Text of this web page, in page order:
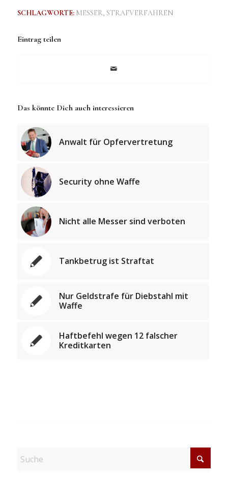
SCHLAGWORTE: MESSER, STRAFVERFAHREN
Eintrag teilen
Das könnte Dich auch interessieren
Anwalt für Opfervertretung
Security ohne Waffe
Nicht alle Messer sind verboten
Tankbetrug ist Straftat
Nur Geldstrafe für Diebstahl mit
Waffe
Haftbefehl wegen 12 falscher
Kreditkarten